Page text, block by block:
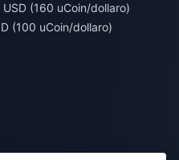
(160 uCoin/dollaro)
(100 uCoin/dollaro)